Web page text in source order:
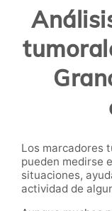
Los marcadores
pueden medirse
situaciones,
actividad de